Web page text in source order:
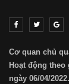
Cơ quan chủ
Hoạt động theo
ngày 06/04/2022.